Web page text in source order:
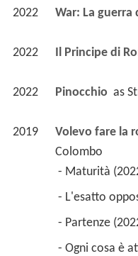
2022 War: La guerra
2022 Il Principe di
2022 Pinocchio as
2019 Volevo fare la
Colombo
- Maturità
- L'esatto
- Partenze